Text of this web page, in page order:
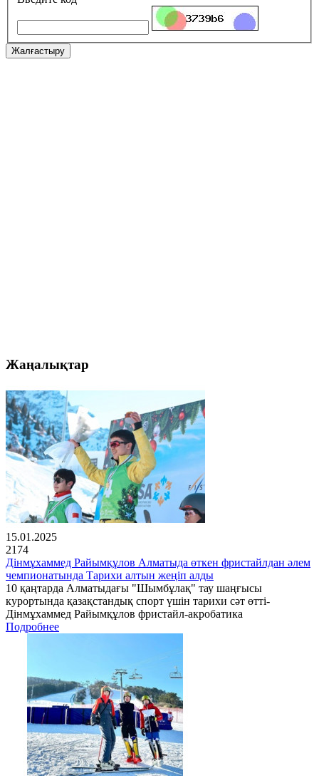
Жалғастыру
Жаңалықтар
15.01.2025
2174
Дінмұхаммед Райымқұлов Алматыда өткен фристайлдан әлем
чемпионатында Тарихи алтын жеңіп алды
10 қаңтарда Алматыдағы "Шымбұлақ" тау шаңғысы
курортында қазақстандық спорт үшін тарихи сәт өтті-
Дінмұхаммед Райымқұлов фристайл-акробатика
Подробнее